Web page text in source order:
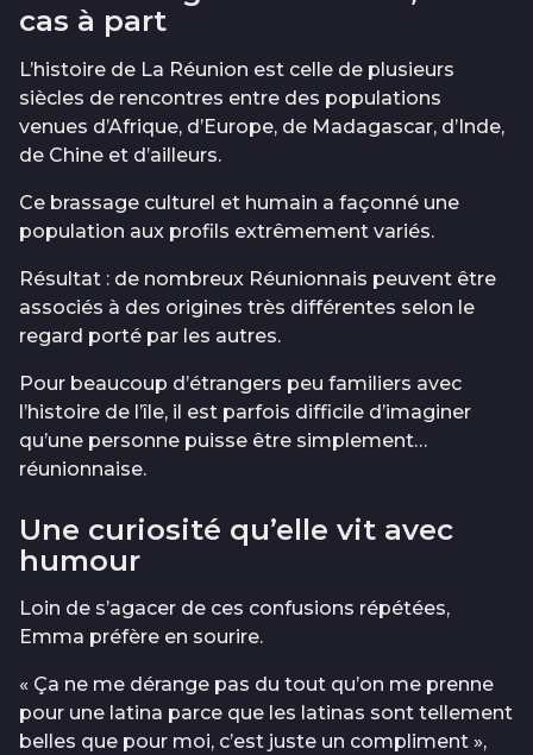
cas à part
L’histoire de La Réunion est celle de plusieurs
siècles de rencontres entre des populations
venues d’Afrique, d’Europe, de Madagascar, d’Inde,
de Chine et d’ailleurs.
Ce brassage culturel et humain a façonné une
population aux profils extrêmement variés.
Résultat : de nombreux Réunionnais peuvent être
associés à des origines très différentes selon le
regard porté par les autres.
Pour beaucoup d’étrangers peu familiers avec
l’histoire de l’île, il est parfois difficile d’imaginer
qu’une personne puisse être simplement…
réunionnaise.
Une curiosité qu’elle vit avec
humour
Loin de s’agacer de ces confusions répétées,
Emma préfère en sourire.
« Ça ne me dérange pas du tout qu’on me prenne
pour une latina parce que les latinas sont tellement
belles que pour moi, c’est juste un compliment »,